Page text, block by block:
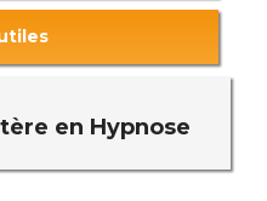
en Hypnose